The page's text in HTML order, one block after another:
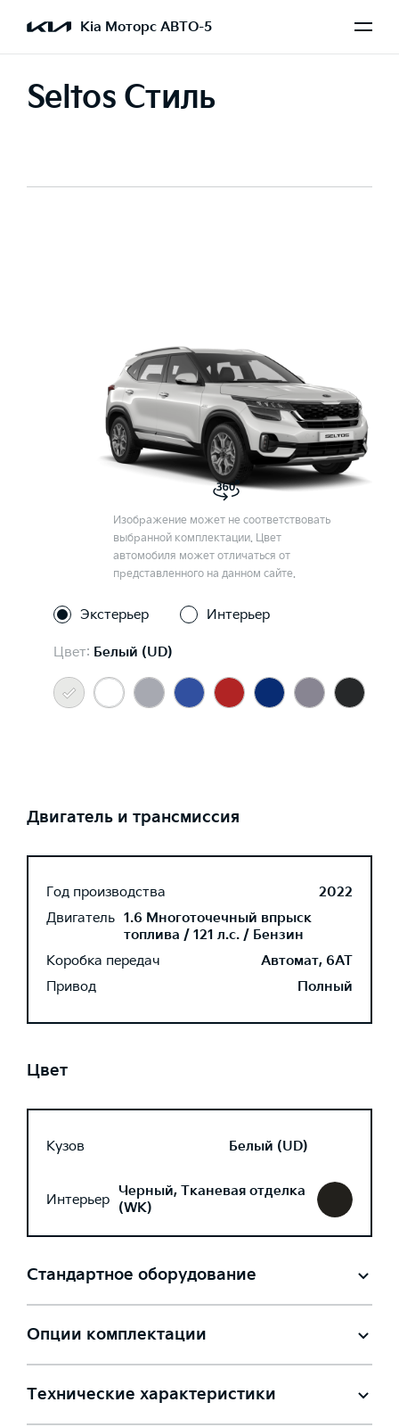
Kia Моторс АВТО-5
Seltos Стиль
Изображение может не соответствовать
выбранной комплектации. Цвет
автомобиля может отличаться от
представленного на данном сайте.
Экстерьер Интерьер
Цвет: Белый (UD)
Двигатель и трансмиссия
Год производства
2022
Двигатель 1.6 Многоточечный впрыск
топлива / 121 л.с. / Бензин
Коробка передач
Автомат, 6AT
Привод
Полный
Цвет
Кузов Белый (UD)
Интерьер Черный, Тканевая отделка
(WK)
Стандартное оборудование
Опции комплектации
Технические характеристики